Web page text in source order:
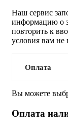
Наш сервис
информацию о
повторить к
условия вам не
Оплата
Вы можете
Оплата